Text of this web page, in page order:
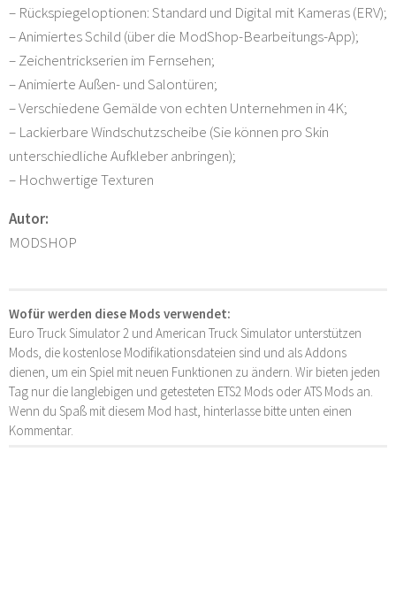
– Rückspiegeloptionen: Standard und Digital mit Kameras (ERV);
– Animiertes Schild (über die ModShop-Bearbeitungs-App);
– Zeichentrickserien im Fernsehen;
– Animierte Außen- und Salontüren;
– Verschiedene Gemälde von echten Unternehmen in 4K;
– Lackierbare Windschutzscheibe (Sie können pro Skin
unterschiedliche Aufkleber anbringen);
– Hochwertige Texturen
Autor:
MODSHOP
Wofür werden diese Mods verwendet:
Euro Truck Simulator 2 und American Truck Simulator unterstützen
Mods, die kostenlose Modifikationsdateien sind und als Addons
dienen, um ein Spiel mit neuen Funktionen zu ändern. Wir bieten jeden
Tag nur die langlebigen und getesteten ETS2 Mods oder ATS Mods an.
Wenn du Spaß mit diesem Mod hast, hinterlasse bitte unten einen
Kommentar.